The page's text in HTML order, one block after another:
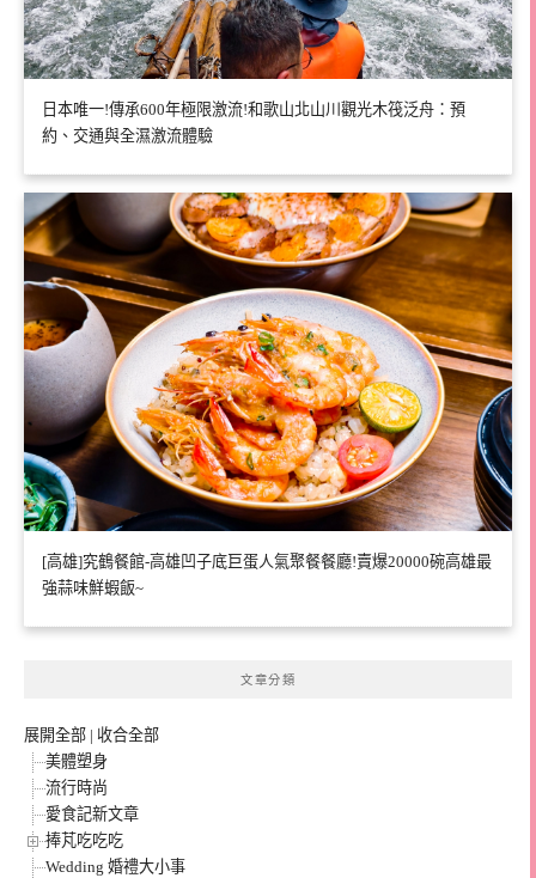
日本唯一!傳承600年極限激流!和歌山北山川觀光木筏泛舟：預
約、交通與全濕激流體驗
[高雄]究鶴餐館-高雄凹子底巨蛋人氣聚餐餐廳!賣爆20000碗高雄最
強蒜味鮮蝦飯~
文章分類
展開全部 | 收合全部
美體塑身
流行時尚
愛食記新文章
捧芃吃吃吃
Wedding 婚禮大小事